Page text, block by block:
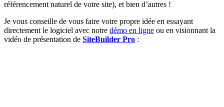
référencement naturel de votre site), et bien d’autres !
Je vous conseille de vous faire votre propre idée en essayant
directement le logiciel avec notre démo en ligne ou en visionnant la
vidéo de présentation de SiteBuilder Pro :